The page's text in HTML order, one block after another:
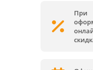
При